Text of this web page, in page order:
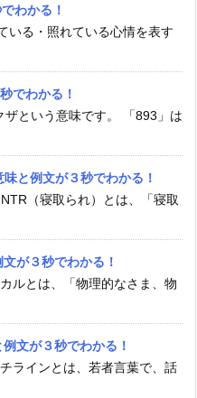
わかる！
いる・照れている心情を表す
でわかる！
ザという意味です。 「893」は
と例文が３秒でわかる！
（寝取られ）とは、「寝取
が３秒でわかる！
ルとは、「物理的なさま、物
文が３秒でわかる！
ラインとは、若者言葉で、話